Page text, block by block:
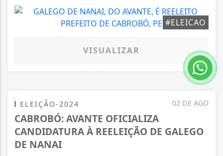
#ELEICAO
VISUALIZAR
02 DE AGO
ELEIÇÃO-2024
CABROBÓ: AVANTE OFICIALIZA
CANDIDATURA À REELEIÇÃO DE GALEGO
DE NANAI